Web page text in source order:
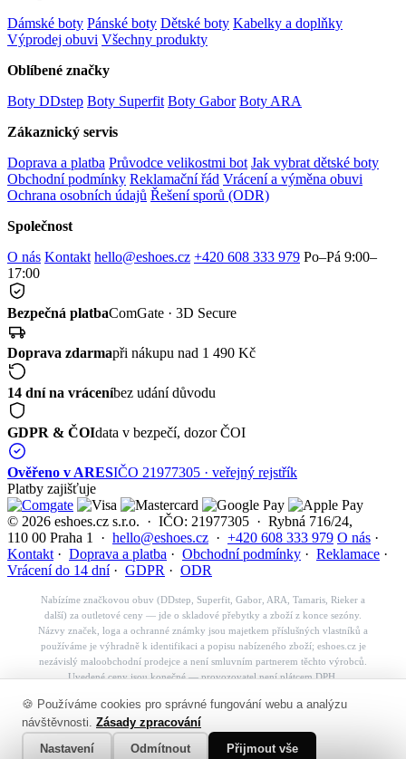
Dámské boty Pánské boty Dětské boty Kabelky a doplňky
Výprodej obuvi Všechny produkty
Oblíbené značky
Boty DDstep Boty Superfit Boty Gabor Boty ARA
Zákaznický servis
Doprava a platba Průvodce velikostmi bot Jak vybrat dětské boty
Obchodní podmínky Reklamační řád Vrácení a výměna obuvi
Ochrana osobních údajů Řešení sporů (ODR)
Společnost
O nás Kontakt hello@eshoes.cz +420 608 333 979 Po–Pá 9:00–
17:00
Bezpečná platbaComGate · 3D Secure
Doprava zdarmapři nákupu nad 1 490 Kč
14 dní na vráceníbez udání důvodu
GDPR & ČOIdata v bezpečí, dozor ČOI
Ověřeno v ARESIČO 21977305 · veřejný rejstřík
Platby zajišťuje
© 2026 eshoes.cz s.r.o. · IČO: 21977305 · Rybná 716/24,
110 00 Praha 1 · hello@eshoes.cz · +420 608 333 979 O nás ·
Kontakt· Doprava a platba · Obchodní podmínky · Reklamace ·
Vrácení do 14 dní · GDPR · ODR
Nabízíme značkovou obuv (DDstep, Superfit, Gabor, ARA, Tamaris, Rieker a
další) za outletové ceny — jde o skladové přebytky a zboží z konce sezóny.
Názvy značek, loga a ochranné známky jsou majetkem příslušných vlastníků a
používáme je výhradně k identifikaci a popisu nabízeného zboží; eshoes.cz je
nezávislý maloobchodní prodejce a není smluvním partnerem těchto výrobců.
Uvedené ceny jsou konečné — provozovatel není plátcem DPH.
✕🍪 Používáme cookies pro správné fungování webu a analýzu
návštěvnosti. Zásady zpracování
Nastavení
Odmítnout Přijmout vše